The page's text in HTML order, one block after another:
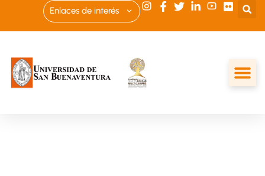
Enlaces de interés